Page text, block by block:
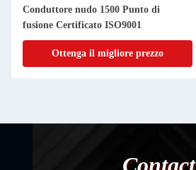
Conduttore nudo 1500 Punto di
fusione Certificato ISO9001
Ottenga il migliore prezzo